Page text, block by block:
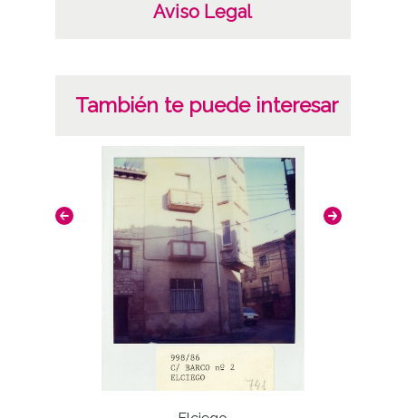
Aviso Legal
También te puede interesar